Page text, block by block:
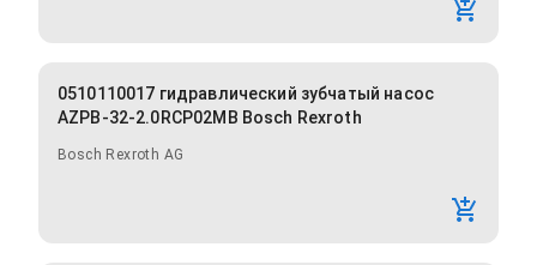
0510110017 гидравлический зубчатый насос
AZPB-32-2.0RCP02MB Bosch Rexroth
Bosch Rexroth AG